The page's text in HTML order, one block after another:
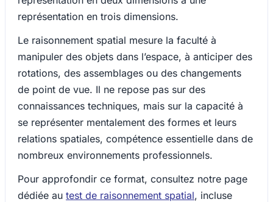
représentation en trois dimensions.
Le raisonnement spatial mesure la faculté à
manipuler des objets dans l’espace, à anticiper des
rotations, des assemblages ou des changements
de point de vue. Il ne repose pas sur des
connaissances techniques, mais sur la capacité à
se représenter mentalement des formes et leurs
relations spatiales, compétence essentielle dans de
nombreux environnements professionnels.
Pour approfondir ce format, consultez notre page
dédiée au test de raisonnement spatial, incluse